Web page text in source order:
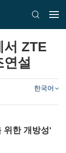
ZTE
설
한국어
위한 개방성'